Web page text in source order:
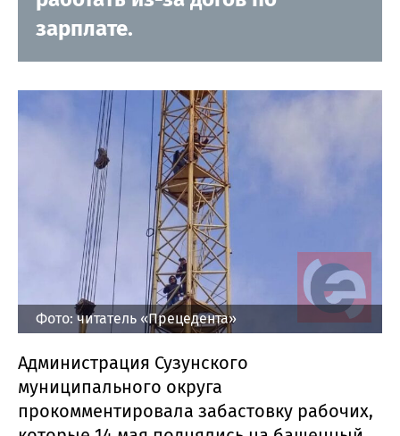
зарплате.
Фото: читатель «Прецедента»
Администрация Сузунского
муниципального округа
прокомментировала забастовку рабочих,